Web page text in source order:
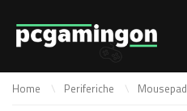
Home Periferiche Mousepad